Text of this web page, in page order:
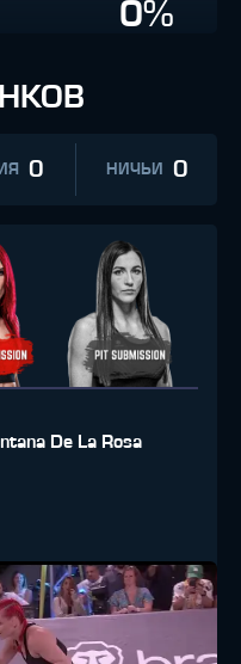
0%
0 НИЧЬИ 0
De La Rosa